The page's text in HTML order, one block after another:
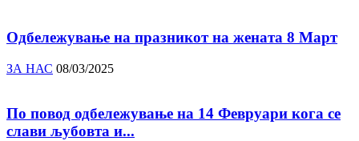
Одбележување на празникот на жената 8 Март
ЗА НАС 08/03/2025
По повод одбележување на 14 Февруари кога се
слави љубовта и...